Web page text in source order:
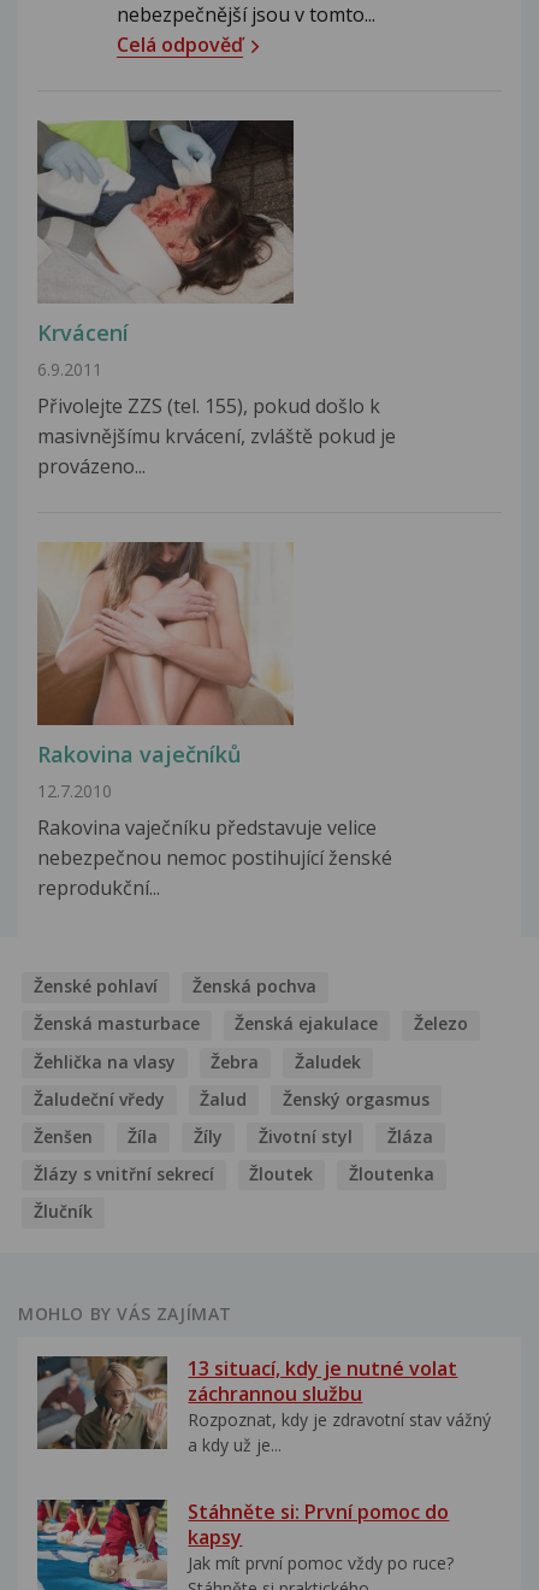
nebezpečnější jsou v tomto...
Celá odpověď
Krvácení
6.9.2011
Přivolejte ZZS (tel. 155), pokud došlo k
masivnějšímu krvácení, zvláště pokud je
provázeno...
Rakovina vaječníků
12.7.2010
Rakovina vaječníku představuje velice
nebezpečnou nemoc postihující ženské
reprodukční...
Ženské pohlaví
Ženská pochva
Ženská masturbace
Ženská ejakulace
Železo
Žehlička na vlasy
Žebra
Žaludek
Žaludeční vředy
Žalud
Ženský orgasmus
Ženšen
Žíla Žíly Životní styl
Žláza
Žlázy s vnitřní sekrecí
Žloutek
Žloutenka
Žlučník
MOHLO BY VÁS ZAJÍMAT
13 situací, kdy je nutné volat
záchrannou službu
Rozpoznat, kdy je zdravotní stav vážný
a kdy už je...
Stáhněte si: První pomoc do
kapsy
Jak mít první pomoc vždy po ruce?